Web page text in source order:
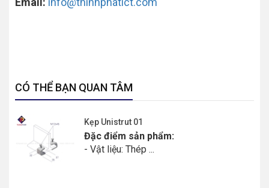
CÓ THỂ BẠN QUAN TÂM
Kẹp Unistrut 01
Đặc điểm sản phẩm:
- Vật liệu: Thép ...